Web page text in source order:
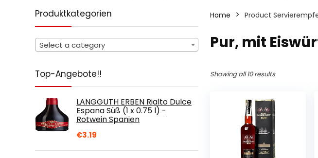
Produktkategorien
Select a category
Top-Angebote!!
LANGGUTH ERBEN Rialto Dulce
Espana Süß (1 x 0.75 l) -
Rotwein Spanien
€3.19
Home Product
‎Pur, mit
Showing all 10 results